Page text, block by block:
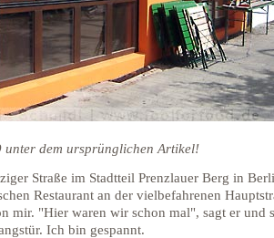
unter dem ursprünglichen Artikel!
Straße im Stadtteil Prenzlauer Berg in
Restaurant an der vielbefahrenen
mir. "Hier waren wir schon mal", sagt er und
Ich bin gespannt.